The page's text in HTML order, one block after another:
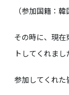
（参加国籍：
その時に、現
トしてくれまし
参加してくれた